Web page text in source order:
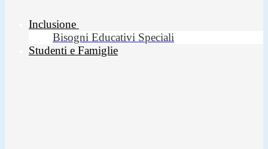
Inclusione
Bisogni Educativi Speciali
Studenti e Famiglie